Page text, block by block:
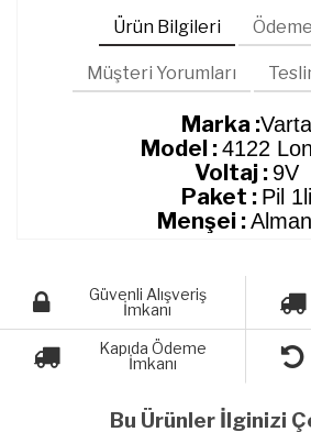
Ürün Bilgileri
Müşteri Yorumları
Marka :Varta
Model :4122
Voltaj : 9V
Paket : Pil 1li
Menşei :
Güvenli Alışveriş
İmkanı
Kapıda Ödeme
İmkanı
Bu Ürünler İlginizi